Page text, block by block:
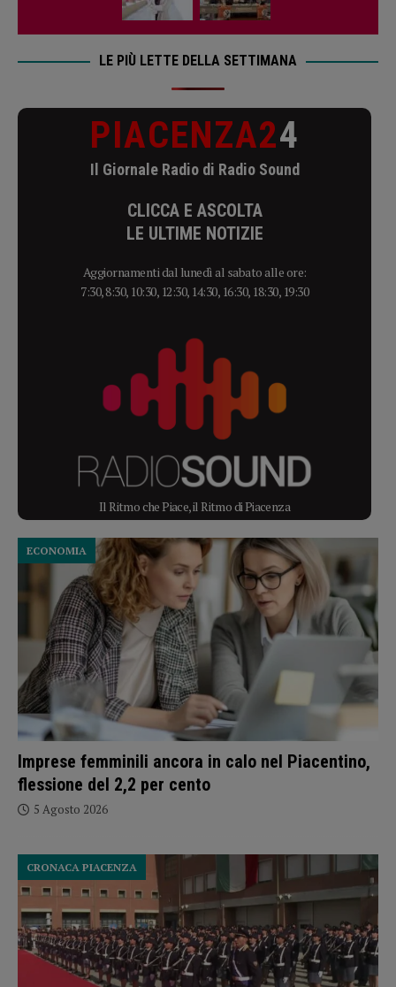
LE PIÙ LETTE DELLA SETTIMANA
PIACENZA24
Il Giornale Radio di Radio Sound
CLICCA E ASCOLTA
LE ULTIME NOTIZIE
Aggiornamenti dal lunedì al sabato alle ore:
7:30, 8:30, 10:30, 12:30, 14:30, 16:30, 18:30, 19:30
Il Ritmo che Piace, il Ritmo di Piacenza
Imprese femminili ancora in calo nel Piacentino,
flessione del 2,2 per cento
ECONOMIA
5 Agosto 2026
CRONACA PIACENZA